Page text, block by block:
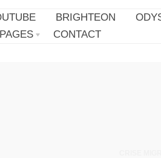
BRIGHTEON
PAGES CONTACT